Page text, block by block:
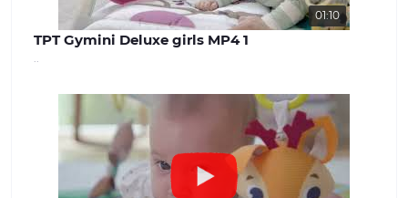
знайти все, що необхідно для
молодої сім'ї. Наші цінності: Ми
вважаємо, що довіра і задоволення
консультацію та вирішити будь-які
питання, що виникають. Наш сайт -
benext.com.ua
01:10
TPT Gymini Deluxe girls MP4 1